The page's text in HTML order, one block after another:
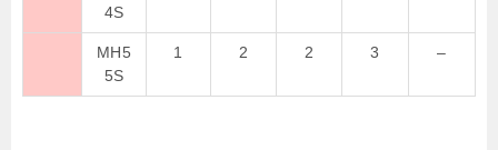
4S
MH5
5S
1 2 2 3 –